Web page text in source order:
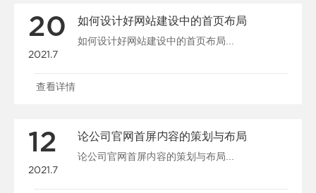
20
2021.7
如何设计好网站建设中的首页布局
如何设计好网站建设中的首页布局...
查看详情
12
2021.7
论公司官网首屏内容的策划与布局
论公司官网首屏内容的策划与布局...